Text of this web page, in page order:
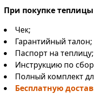
При покупке
Чек;
Гарантийный талон;
Паспорт на теплицу;
Инструкцию по
Полный комплект
Бесплатную